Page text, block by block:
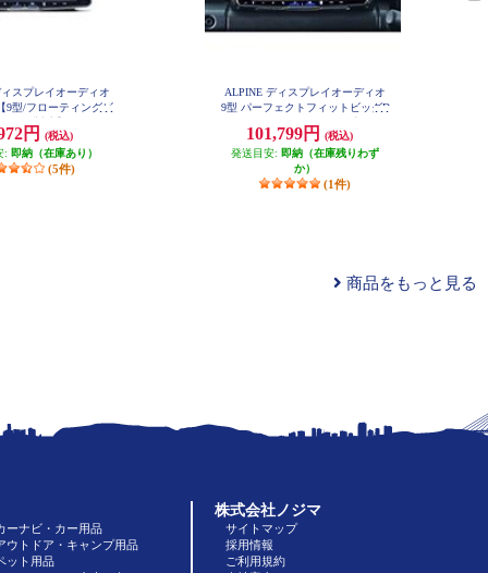
スプレイオーディオ
9型/フローティングビ
円
(税込)
: 即納（在庫あり）
(5件)
ALPINE ディスプレイオーディオ
9型 パーフェクトフィットビッグD
droidAuto AppleCarPlay PF9DA-JI-6
4
101,799円
(税込)
発送目安: 即納（在庫残りわず
か）
(1件)
商品をもっと見る
ーナビ・カー用品
ウトドア・キャンプ用品
ット用品
株式会社ノジマ
サイトマップ
採用情報
ご利用規約